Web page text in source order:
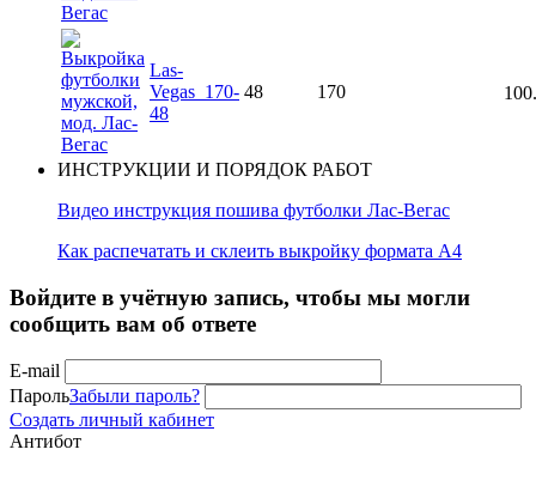
Las-
Vegas_170-
48
48 170
ИНСТРУКЦИИ И ПОРЯДОК РАБОТ
Видео инструкция пошива футболки Лас-Вегас
Как распечатать и склеить выкройку формата А4
Войдите в учётную запись, чтобы мы могли
сообщить вам об ответе
E-mail
ПарольЗабыли пароль?
Создать личный кабинет
Антибот